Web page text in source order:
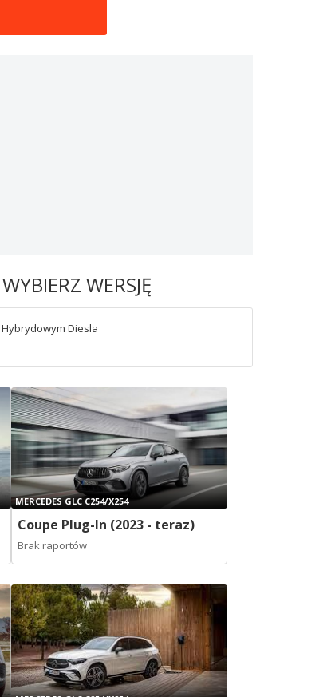
WERSJĘ
Hybrydowym Diesla
MERCEDES GLC C254/X254
Coupe Plug-In (2023 - teraz)
Brak raportów